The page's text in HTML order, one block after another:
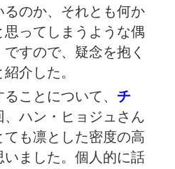
のか、それとも何か
ってしまうような偶
すので、疑念を抱く
介した。
ことについて、 チ
、ハン・ヒョジュさん
ても凛とした密度の高
ました。個人的に話